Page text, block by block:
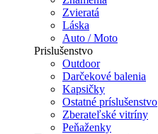
Zvieratá
Láska
Auto / Moto
Prislušenstvo
Outdoor
Darčekové balenia
Kapsičky
Ostatné príslušenstvo
Zberateľské vitríny
Peňaženky